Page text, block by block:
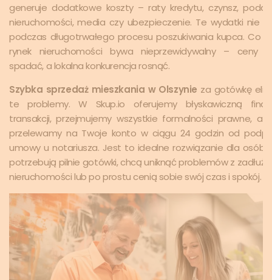
generuje dodatkowe koszty – raty kredytu, czynsz,
nieruchomości, media czy ubezpieczenie. Te wydatki nie
podczas długotrwałego procesu poszukiwania kupca. Co
rynek nieruchomości bywa nieprzewidywalny – ceny
spadać, a lokalna konkurencja rosnąć.
Szybka sprzedaż mieszkania w Olszynie za gotówkę
te problemy. W Skup.io oferujemy błyskawiczną
transakcji, przejmujemy wszystkie formalności prawne, a
przelewamy na Twoje konto w ciągu 24 godzin od
umowy u notariusza. Jest to idealne rozwiązanie dla osób,
potrzebują pilnie gotówki, chcą uniknąć problemów z
nieruchomości lub po prostu cenią sobie swój czas i spokój.